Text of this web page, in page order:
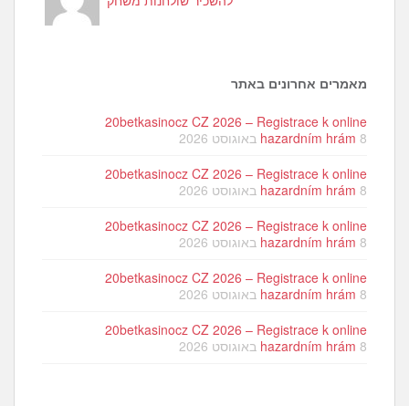
מאמרים אחרונים באתר
20betkasinocz CZ 2026 – Registrace k online
hazardním hrám 8 באוגוסט 2026
20betkasinocz CZ 2026 – Registrace k online
hazardním hrám 8 באוגוסט 2026
20betkasinocz CZ 2026 – Registrace k online
hazardním hrám 8 באוגוסט 2026
20betkasinocz CZ 2026 – Registrace k online
hazardním hrám 8 באוגוסט 2026
20betkasinocz CZ 2026 – Registrace k online
hazardním hrám 8 באוגוסט 2026